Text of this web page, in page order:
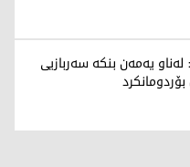
یەمەن بنکە سەربازیی